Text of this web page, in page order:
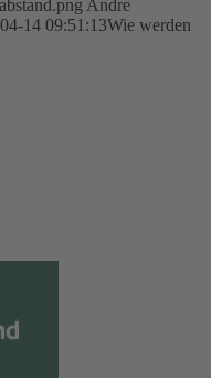
Andre
14 09:51:13Wie werden